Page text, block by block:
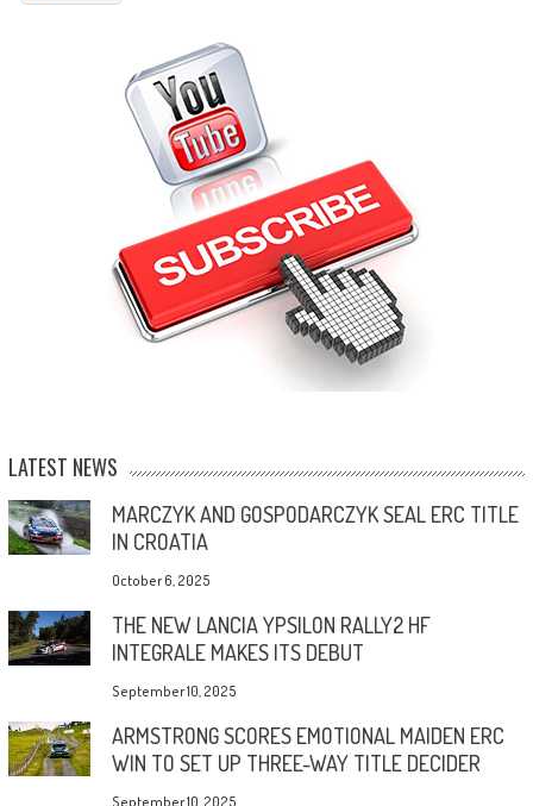
LATEST NEWS
MARCZYK AND GOSPODARCZYK SEAL ERC TITLE
IN CROATIA
October 6, 2025
THE NEW LANCIA YPSILON RALLY2 HF
INTEGRALE MAKES ITS DEBUT
September 10, 2025
ARMSTRONG SCORES EMOTIONAL MAIDEN ERC
WIN TO SET UP THREE-WAY TITLE DECIDER
September 10, 2025